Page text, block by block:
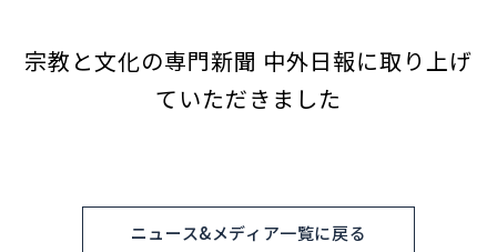
宗教と文化の専門新聞 中外日報に取り上げ
ていただきました
ニュース&メディア一覧に戻る
ー ご供養
私たちの約束